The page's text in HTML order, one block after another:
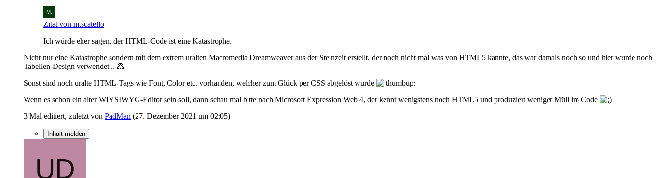
Zitat von m.scatello
Ich würde eher sagen, der HTML-Code ist eine Katastrophe.
Nicht nur eine Katastrophe sondern mit dem extrem uralten Macromedia Dreamweaver aus der Steinzeit erstellt, der noch nicht mal was von HTML5 kannte, das war damals noch so und hier wurde noch
Tabellen-Design verwendet... 🙈
Sonst sind noch uralte HTML-Tags wie Font, Color etc. vorhanden, welcher zum Glück per CSS abgelöst wurde
Wenn es schon ein alter WIYSIWYG-Editor sein soll, dann schau mal bitte nach Microsoft Expression Web 4, der kennt wenigstens noch HTML5 und produziert weniger Müll im Code
3 Mal editiert, zuletzt von PadMan (27. Dezember 2021 um 02:05)
Inhalt melden